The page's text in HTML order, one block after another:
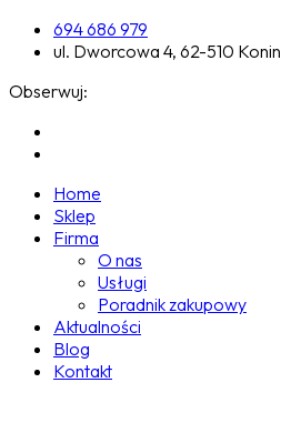
694 686 979
ul. Dworcowa 4, 62-510 Konin
Obserwuj:
Home
Sklep
Firma
O nas
Usługi
Poradnik zakupowy
Aktualności
Blog
Kontakt